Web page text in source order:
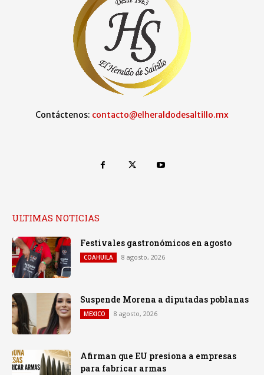
Contáctenos: contacto@elheraldodesaltillo.mx
ULTIMAS NOTICIAS
Festivales gastronómicos en agosto
COAHUILA 8 agosto, 2026
Suspende Morena a diputadas poblanas
MEXICO 8 agosto, 2026
Afirman que EU presiona a empresas
para fabricar armas